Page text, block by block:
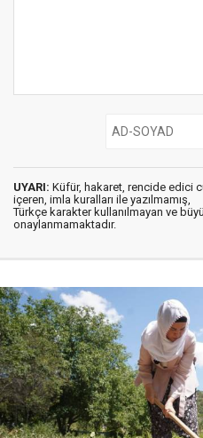
UYARI: Küfür, hakaret, rencide edici
içeren, imla kuralları ile yazılmamış,
Türkçe karakter kullanılmayan ve
onaylanmamaktadır.